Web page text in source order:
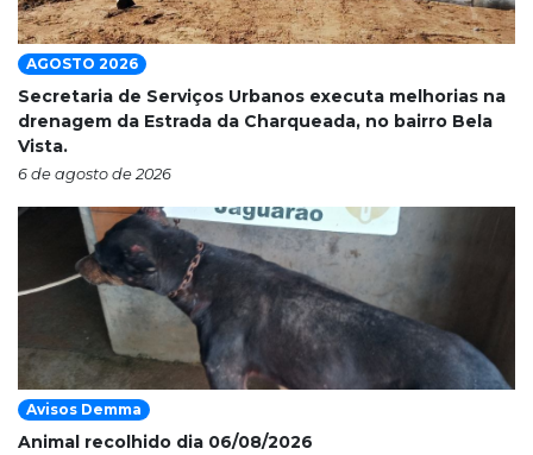
AGOSTO 2026
Secretaria de Serviços Urbanos executa melhorias na
drenagem da Estrada da Charqueada, no bairro Bela
Vista.
6 de agosto de 2026
Avisos Demma
Animal recolhido dia 06/08/2026